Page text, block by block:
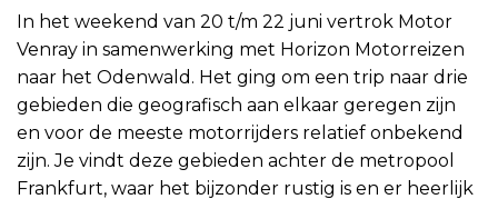
In het weekend van 20 t/m 22 juni vertrok Motor
Venray in samenwerking met Horizon Motorreizen
naar het Odenwald. Het ging om een trip naar d rie
gebieden die geografisch aan elkaar geregen zijn
en voor de meeste motorrijders relatief onbekend
zijn. Je vindt deze gebieden achter de metropool
Frankfurt, waar het bijzonder rustig is en er heerlijk